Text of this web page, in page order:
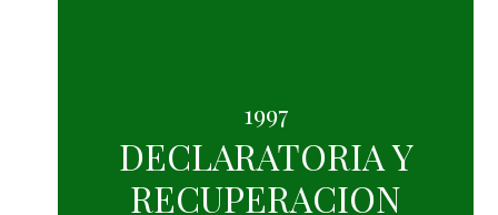
1997
DECLARATORIA Y
RECUPERACION